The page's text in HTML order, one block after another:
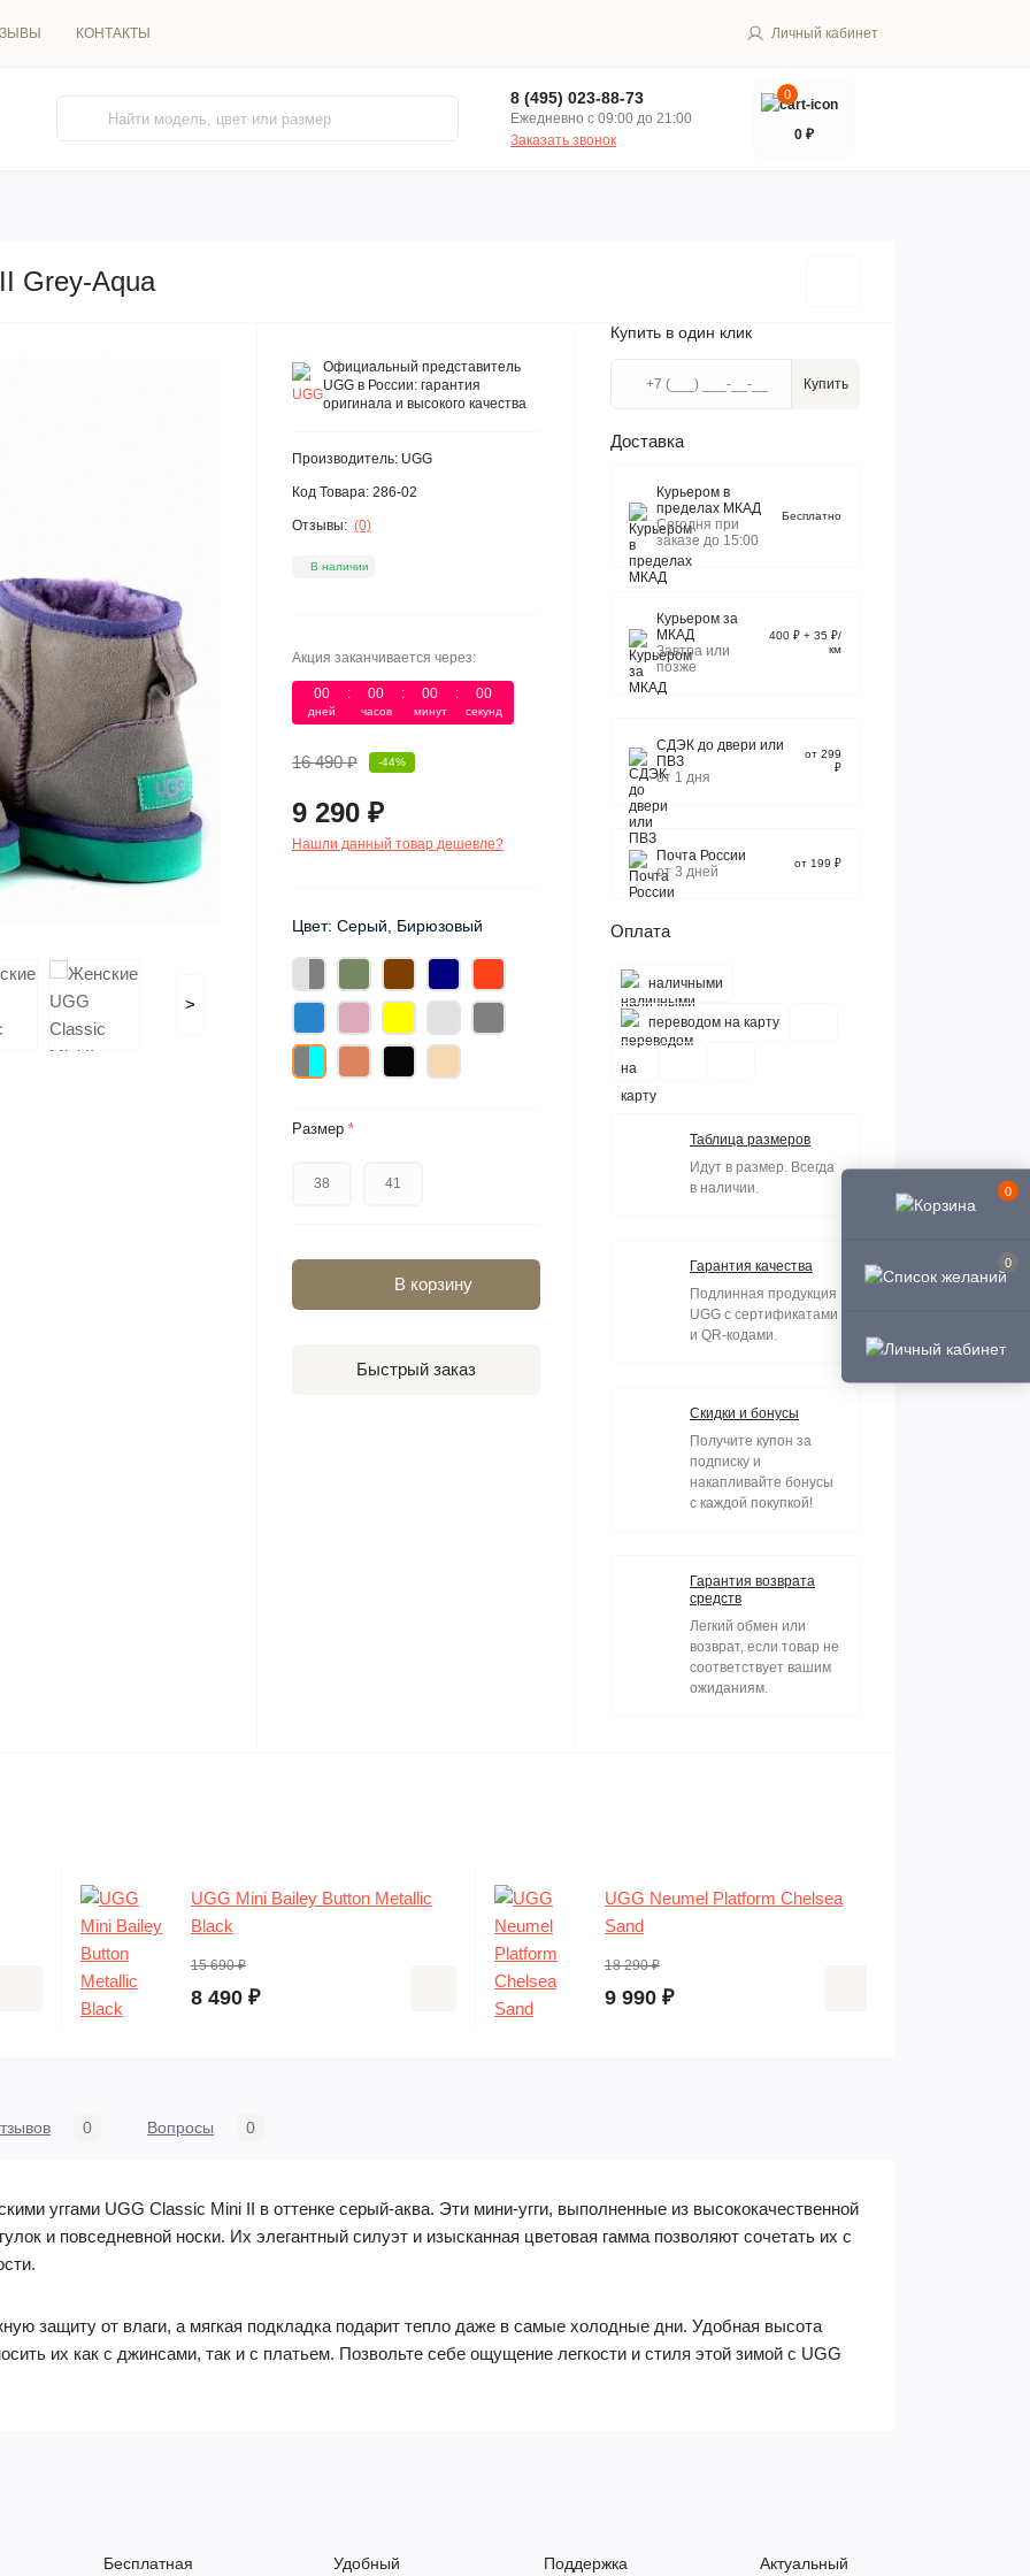
0
0
КОНТАКТЫ Личный кабинет
8 (495) 023-88-73
Ежедневно с 09:00 до 21:00
Заказать звонок
0
0 ₽
Grey-Aqua
>
Официальный представитель
UGG в России: гарантия
оригинала и высокого качества
Производитель: UGG
Код Товара: 286-02
Отзывы: (0)
В наличии
Акция заканчивается через:
00
дней
: 00
часов
: 00
минут
: 00
секунд
16 490 ₽ -44%
9 290 ₽
Нашли данный товар дешевле?
Цвет: Серый, Бирюзовый
Размер *
38 41
В корзину
Быстрый заказ
Купить в один клик
Купить
Доставка
Курьером в
пределах МКАД
Сегодня при
заказе до 15:00
Бесплатно
Курьером за
МКАД
Завтра или
позже
400 ₽ + 35 ₽/
км
СДЭК до двери или
ПВЗ
от 1 дня
от 299
₽
Почта России
от 3 дней
от 199 ₽
Оплата
наличными
переводом на карту
Таблица размеров
Идут в размер. Всегда
в наличии.
Гарантия качества
Подлинная продукция
UGG с сертификатами
и QR-кодами.
Скидки и бонусы
Получите купон за
подписку и
накапливайте бонусы
с каждой покупкой!
Гарантия возврата
средств
Легкий обмен или
возврат, если товар не
соответствует вашим
ожиданиям.
UGG Mini Bailey Button Metallic
Black
15 690 ₽
8 490 ₽
UGG Neumel Platform Chelsea
Sand
18 290 ₽
9 990 ₽
0 Вопросы 0
уггами UGG Classic Mini II в оттенке серый-аква. Эти мини-угги, выполненные из высококачественной
и повседневной носки. Их элегантный силуэт и изысканная цветовая гамма позволяют сочетать их с
защиту от влаги, а мягкая подкладка подарит тепло даже в самые холодные дни. Удобная высота
их как с джинсами, так и с платьем. Позвольте себе ощущение легкости и стиля этой зимой с UGG
Бесплатная Удобный Поддержка Актуальный